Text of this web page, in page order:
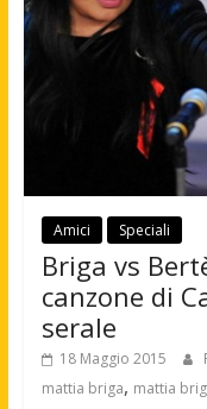
Amici Speciali
Briga vs
canzone di
serale
18 Maggio 2015
mattia briga, mattia